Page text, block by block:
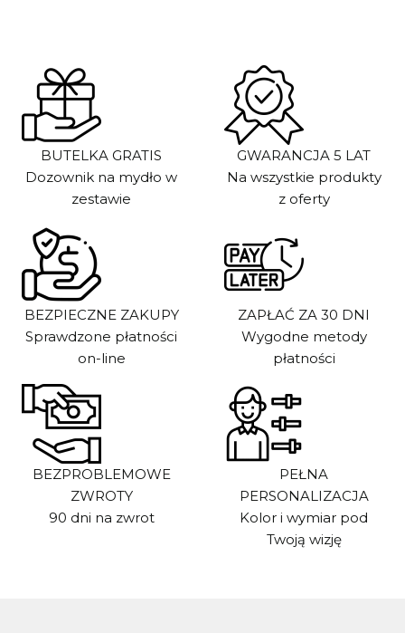
BUTELKA GRATIS
Dozownik na mydło w
zestawie
GWARANCJA 5 LAT
Na wszystkie produkty
z oferty
BEZPIECZNE ZAKUPY
Sprawdzone płatności
on-line
ZAPŁAĆ ZA 30 DNI
Wygodne metody
płatności
BEZPROBLEMOWE
ZWROTY
90 dni na zwrot
PEŁNA
PERSONALIZACJA
Kolor i wymiar pod
Twoją wizję